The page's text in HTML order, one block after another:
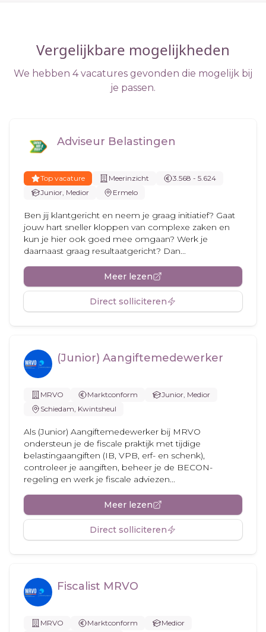
Vergelijkbare mogelijkheden
We hebben 4 vacatures gevonden die mogelijk bij
je passen.
Adviseur Belastingen
Top vacature Meerinzicht
3.568 - 5.624
Junior, Medior
Ermelo
Ben jij klantgericht en neem je graag initiatief? Gaat
jouw hart sneller kloppen van complexe zaken en
kun je hier ook goed mee omgaan? Werk je
daarnaast graag resultaatgericht? Dan...
Meer lezen
Direct solliciteren
(Junior) Aangiftemedewerker
MRVO Marktconform
Junior, Medior
Schiedam, Kwintsheul
Als (Junior) Aangiftemedewerker bij MRVO
ondersteun je de fiscale praktijk met tijdige
belastingaangiften (IB, VPB, erf- en schenk),
controleer je aangiften, beheer je de BECON-
regeling en werk je fiscale adviezen...
Meer lezen
Direct solliciteren
Fiscalist MRVO
MRVO Marktconform
Medior